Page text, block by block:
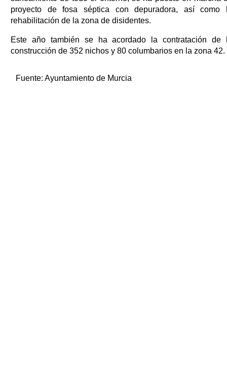
proyecto de fosa séptica con depuradora, así como
rehabilitación de la zona de disidentes.
Este año también se ha acordado la contratación de
construcción de 352 nichos y 80 columbarios en la zona 42.
Fuente: Ayuntamiento de Murcia